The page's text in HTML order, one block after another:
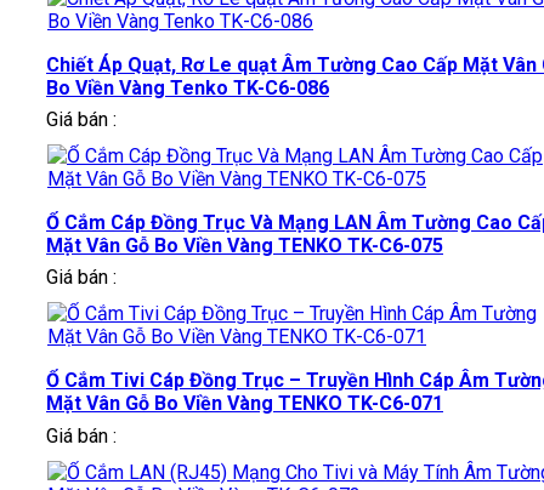
Chiết Áp Quạt, Rơ Le quạt Âm Tường Cao Cấp Mặt Vân
Bo Viền Vàng Tenko TK-C6-086
Giá bán :
Ổ Cắm Cáp Đồng Trục Và Mạng LAN Âm Tường Cao
Mặt Vân Gỗ Bo Viền Vàng TENKO TK-C6-075
Giá bán :
Ổ Cắm Tivi Cáp Đồng Trục – Truyền Hình Cáp Âm
Mặt Vân Gỗ Bo Viền Vàng TENKO TK-C6-071
Giá bán :